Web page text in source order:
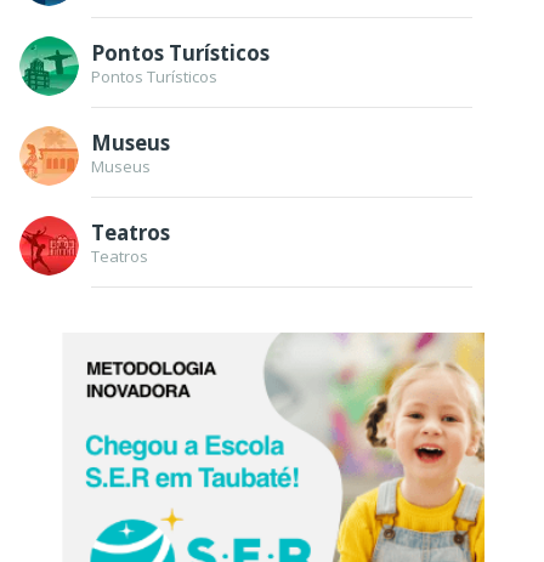
Pontos Turísticos
Pontos Turísticos
Museus
Museus
Teatros
Teatros